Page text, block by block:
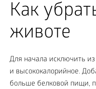
Как
животе
Для начала исключить
и высококалорийное.
больше белковой пищи,